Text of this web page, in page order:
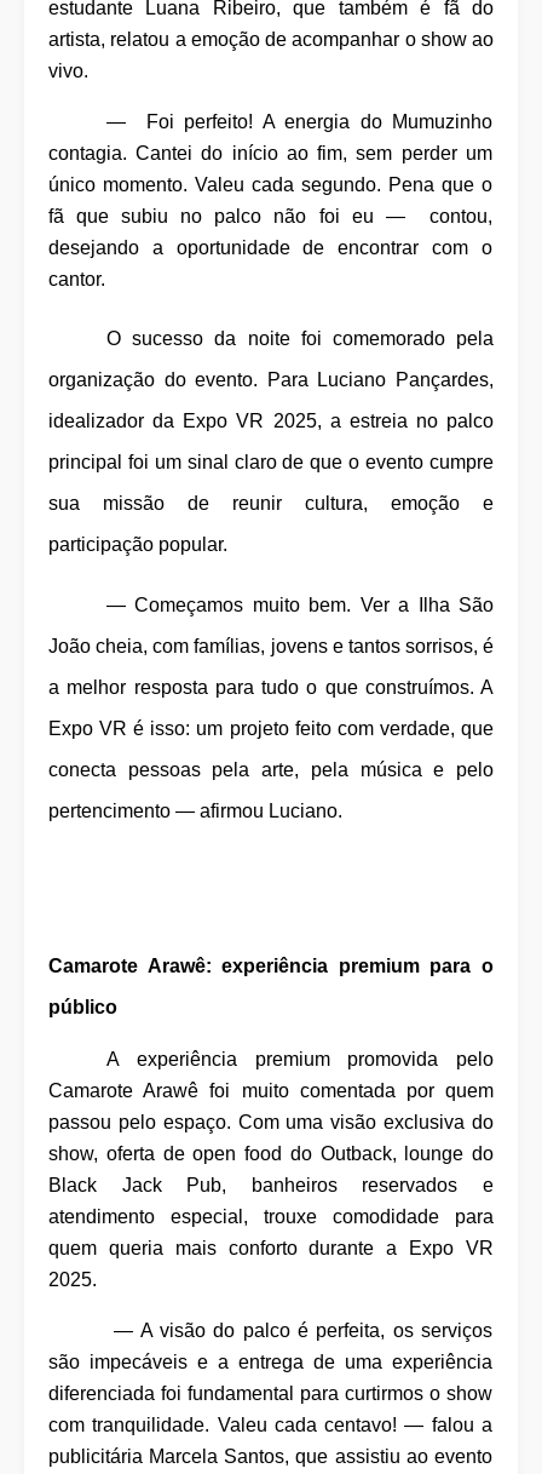
estudante Luana Ribeiro, que também é fã do
artista, relatou a emoção de acompanhar o show ao
vivo.
— Foi perfeito! A energia do Mumuzinho
contagia. Cantei do início ao fim, sem perder um
único momento. Valeu cada segundo. Pena que o
fã que subiu no palco não foi eu — contou,
desejando a oportunidade de encontrar com o
cantor.
O sucesso da noite foi comemorado pela
organização do evento. Para Luciano Pançardes,
idealizador da Expo VR 2025, a estreia no palco
principal foi um sinal claro de que o evento cumpre
sua missão de reunir cultura, emoção e
participação popular.
— Começamos muito bem. Ver a Ilha São
João cheia, com famílias, jovens e tantos sorrisos, é
a melhor resposta para tudo o que construímos. A
Expo VR é isso: um projeto feito com verdade, que
conecta pessoas pela arte, pela música e pelo
pertencimento — afirmou Luciano.
Camarote Arawê: experiência premium para o
público
A experiência premium promovida pelo
Camarote Arawê foi muito comentada por quem
passou pelo espaço. Com uma visão exclusiva do
show, oferta de open food do Outback, lounge do
Black Jack Pub, banheiros reservados e
atendimento especial, trouxe comodidade para
quem queria mais conforto durante a Expo VR
2025.
— A visão do palco é perfeita, os serviços
são impecáveis e a entrega de uma experiência
diferenciada foi fundamental para curtirmos o show
com tranquilidade. Valeu cada centavo! — falou a
publicitária Marcela Santos, que assistiu ao evento